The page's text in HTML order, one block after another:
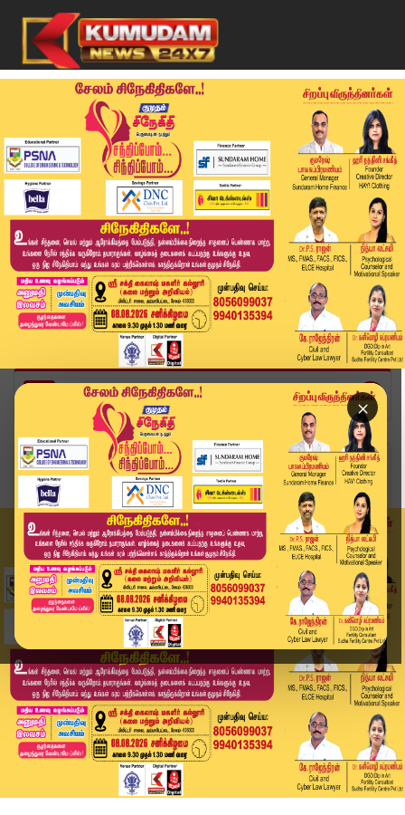
×
Home
வீடியோ ஸ்டோரி
கும்பகோணத்தில் மாணவர்கள் இடையே தாக்குதல் | Kumb...